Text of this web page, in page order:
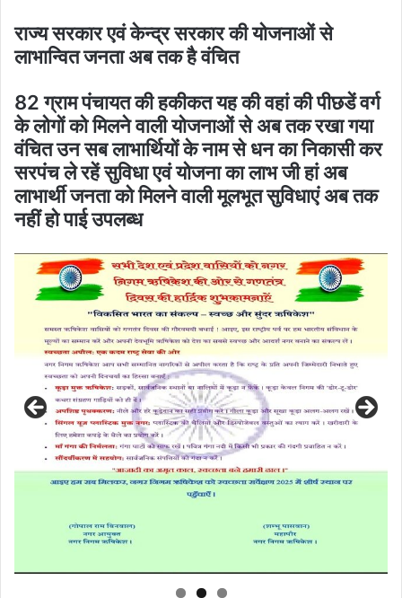
राज्य सरकार एवं केन्द्र सरकार की योजनाओं से
लाभान्वित जनता अब तक है वंचित
82 ग्राम पंचायत की हकीकत यह की वहां की पीछडें वर्ग
के लोगों को मिलने वाली योजनाओं से अब तक रखा गया
वंचित उन सब लाभार्थियों के नाम से धन का निकासी कर
सरपंच ले रहें सुविधा एवं योजना का लाभ जी हां अब
लाभार्थी जनता को मिलने वाली मूलभूत सुविधाएं अब तक
नहीं हो पाई उपलब्ध